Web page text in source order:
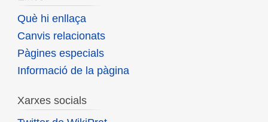
Què hi enllaça
Canvis relacionats
Pàgines especials
Informació de la pàgina
Xarxes socials